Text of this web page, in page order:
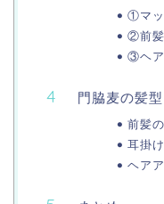
①マッ
②前髪
③ヘア
門脇麦の髪
前髪
耳掛
ヘア